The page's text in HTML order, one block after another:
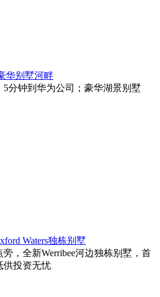
华别墅河畔
分钟到华为公司；豪华湖景别墅
Waters独栋别墅
，全新Werribee河边独栋别墅，首
供投资无忧